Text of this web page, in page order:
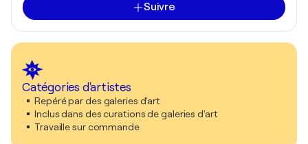
Suivre
Catégories d'artistes
Repéré par des galeries d'art
Inclus dans des curations de galeries d'art
Travaille sur commande